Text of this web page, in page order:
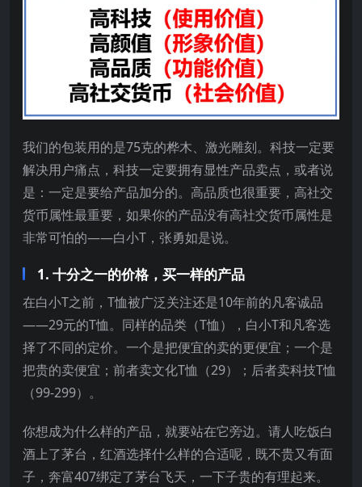
我们的包装用的是75克的桦木、激光雕刻。科技一定要
解决用户痛点，科技一定要拥有显性产品卖点，或者说
是：一定是要给产品加分的。高品质也很重要，高社交
货币属性最重要，如果你的产品没有高社交货币属性是
非常可怕的——白小T，张勇如是说。
1. 十分之一的价格，买一样的产品
在白小T之前，T恤被广泛关注还是10年前的凡客诚品
——29元的T恤。同样的品类（T恤），白小T和凡客选
择了不同的定价。一个是把便宜的卖的更便宜；一个是
把贵的卖便宜；前者卖文化T恤（29）；后者卖科技T恤
（99-299）。
你想成为什么样的产品，就要站在它旁边。请人吃饭白
酒上了茅台，红酒选择什么样的合适呢，既不贵又有面
子，奔富407绑定了茅台飞天，一下子贵的有理起来。